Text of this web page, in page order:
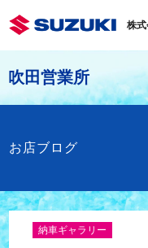
株
吹田営業所
お店ブログ
納車ギャラリー